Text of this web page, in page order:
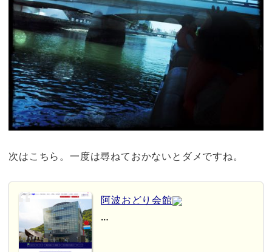
次はこちら。一度は尋ねておかないとダメですね。
阿波おどり会館
…